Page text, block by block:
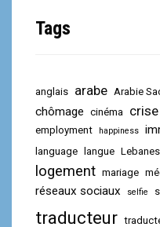
Tags
anglais arabe Arabie
chômage cinéma crise
employment happiness
language langue
logement mariage
réseaux sociaux selfie
traducteur